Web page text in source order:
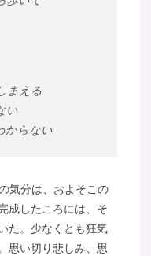
まえる
い
からない
気分は、およそこの
成したころには、そ
た。少なくとも狂気
思い切り悲しみ、思